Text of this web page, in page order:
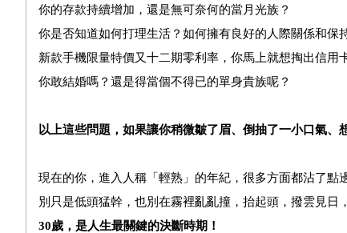
你的存款持續增加，還是無可奈何的當月光族？
你是否知道如何打理生活？如何擁有良好的人際關係和保
新款手機限量特價又十二期零利率，你馬上就想掏出信用
你敢結婚嗎？還是得當個不得已的單身貴族呢？
以上這些問題，如果讓你稍微皺了眉、倒抽了一小口氣、
現在的你，進入人稱「輕熟」的年紀，很多方面都沾了點
別只是低頭猛幹，也別在霧裡亂亂撞，抬起頭，撥雲見日
30歲，是人生最關鍵的決斷時期！